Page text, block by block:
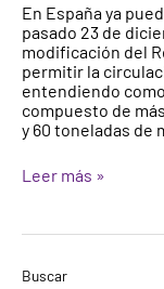
En España ya
pasado 23 de
modificación del
permitir la
entendiendo
compuesto de
y 60 toneladas de
carreteras
Leer más »
Buscar